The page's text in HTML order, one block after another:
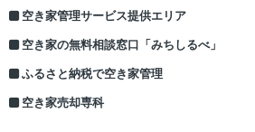
空き家管理サービス提供エリア
空き家の無料相談窓口「みちしるべ」
ふるさと納税で空き家管理
空き家売却専科